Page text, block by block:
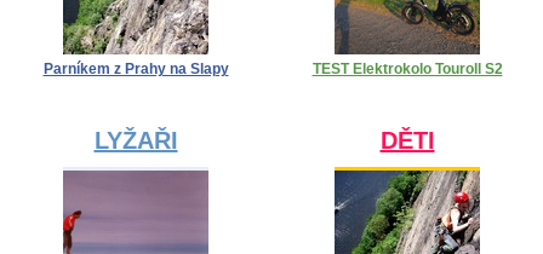
Parníkem z Prahy na Slapy TEST Elektrokolo Touroll S2
LYŽAŘI DĚTI